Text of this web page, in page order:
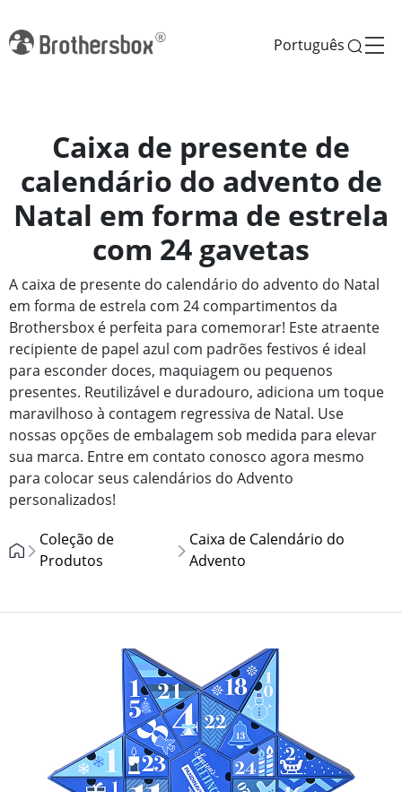
Português
Caixa de presente de
calendário do advento de
Natal em forma de estrela
com 24 gavetas
A caixa de presente do calendário do advento do Natal
em forma de estrela com 24 compartimentos da
Brothersbox é perfeita para comemorar! Este atraente
recipiente de papel azul com padrões festivos é ideal
para esconder doces, maquiagem ou pequenos
presentes. Reutilizável e duradouro, adiciona um toque
maravilhoso à contagem regressiva de Natal. Use
nossas opções de embalagem sob medida para elevar
sua marca. Entre em contato conosco agora mesmo
para colocar seus calendários do Advento
personalizados!
Coleção de
Produtos
Caixa de Calendário do
Advento